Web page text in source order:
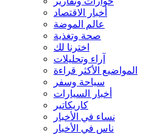
أخبار الاقتصاد
عالم الموضة
صحة وتغذية
اخترنا لك
آراء وتحليلات
المواضيع الأكثر قراءة
سياحة وسفر
أخبار السيارات
كاريكاتير
نساء في الأخبار
ناس في الأخبار